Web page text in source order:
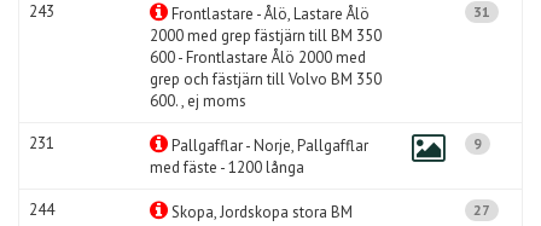
243
Frontlastare - Ålö, Lastare Ålö
2000 med grep fästjärn till BM 350
600 - Frontlastare Ålö 2000 med
grep och fästjärn till Volvo BM 350
600. , ej moms
31
231
Pallgafflar - Norje, Pallgafflar
med fäste - 1200 långa
9
244 Skopa, Jordskopa stora BM 27